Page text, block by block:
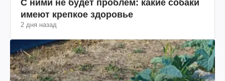
С ними не будет проблем: какие собаки
имеют крепкое здоровье
2 дня назад